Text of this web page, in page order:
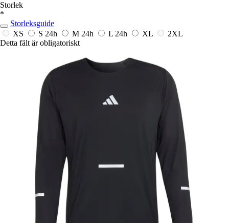
Storlek
*
Storleksguide
XS
S 24h M 24h L 24h XL
2XL
Detta fält är obligatoriskt